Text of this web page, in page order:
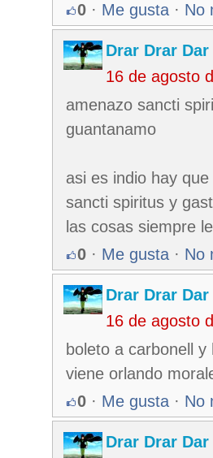
0 · Me gusta · No
Drar Drar Dar
16 de agosto
amenazo sancti
guantanamo
asi es indio hay
sancti spiritus y
las cosas siempre
0 · Me gusta · No
Drar Drar Dar
16 de agosto
boleto a carbonell
viene orlando
0 · Me gusta · No
Drar Drar Dar